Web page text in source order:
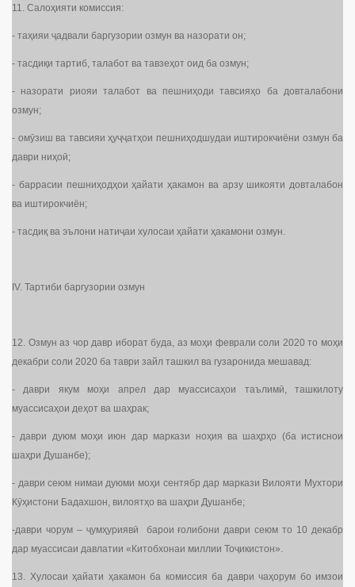
11. Салоҳияти комиссия:
- таҳияи ҷадвали баргузории озмун ва назорати он;
- тасдиқи тартиб, талабот ва тавзеҳот оид ба озмун;
- назорати риояи талабот ва пешниҳоди тавсияҳо ба довталабони
озмун;
- омӯзиш ва тавсияи ҳуҷҷатҳои пешниҳодшудаи иштирокчиёни озмун ба
даври ниҳоӣ;
- баррасии пешниҳодҳои ҳайати ҳакамон ва арзу шикояти довталабон
ва иштирокчиён;
- тасдиқ ва эълони натиҷаи хулосаи ҳайати ҳакамони озмун.
IV. Тартиби баргузории озмун
12. Озмун аз чор давр иборат буда, аз моҳи феврали соли 2020 то моҳи
декабри соли 2020 ба таври зайл ташкил ва гузаронида мешавад:
- даври якум моҳи апрел дар муассисаҳои таълимӣ, ташкилоту
муассисаҳои деҳот ва шаҳрак;
- даври дуюм моҳи июн дар маркази ноҳия ва шаҳрҳо (ба истиснои
шаҳри Душанбе);
- даври сеюм нимаи дуюми моҳи сентябр дар маркази Вилояти Мухтори
Кӯҳистони Бадахшон, вилоятҳо ва шаҳри Душанбе;
-даври чорум – ҷумҳуриявӣ барои ғолибони даври сеюм то 10 декабр
дар муассисаи давлатии «Китобхонаи миллии Тоҷикистон».
13. Хулосаи ҳайати ҳакамон ба комиссия ба даври чаҳорум бо имзои